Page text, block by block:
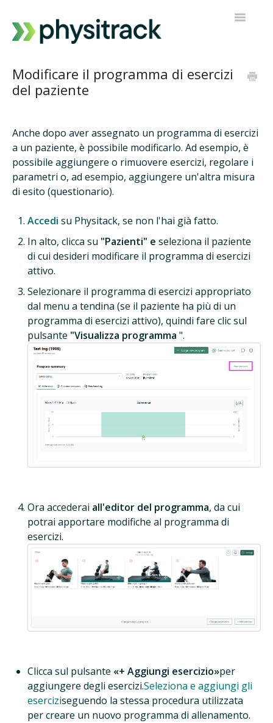
Modificare il programma di esercizi
del paziente
Anche dopo aver assegnato un programma di esercizi
a un paziente, è possibile modificarlo. Ad esempio, è
possibile aggiungere o rimuovere esercizi, regolare i
parametri o, ad esempio, aggiungere un'altra misura
di esito (questionario).
Accedi su Physitack, se non l'hai già fatto.
In alto, clicca su "Pazienti" e seleziona il paziente
di cui desideri modificare il programma di esercizi
attivo.
Selezionare il programma di esercizi appropriato
dal menu a tendina (se il paziente ha più di un
programma di esercizi attivo), quindi fare clic sul
pulsante "Visualizza programma ".
Ora accederai all'editor del programma, da cui
potrai apportare modifiche al programma di
esercizi.
Clicca sul pulsante «+ Aggiungi esercizio»per
aggiungere degli esercizi.Seleziona e aggiungi gli
eserciziseguendo la stessa procedura utilizzata
per creare un nuovo programma di allenamento.